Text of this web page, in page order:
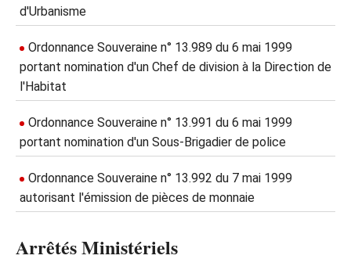
d'Urbanisme
Ordonnance Souveraine n° 13.989 du 6 mai 1999
portant nomination d'un Chef de division à la Direction de
l'Habitat
Ordonnance Souveraine n° 13.991 du 6 mai 1999
portant nomination d'un Sous-Brigadier de police
Ordonnance Souveraine n° 13.992 du 7 mai 1999
autorisant l'émission de pièces de monnaie
Arrêtés Ministériels